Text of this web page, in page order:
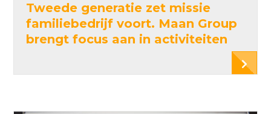
Tweede generatie zet missie
familiebedrijf voort. Maan Group
brengt focus aan in activiteiten